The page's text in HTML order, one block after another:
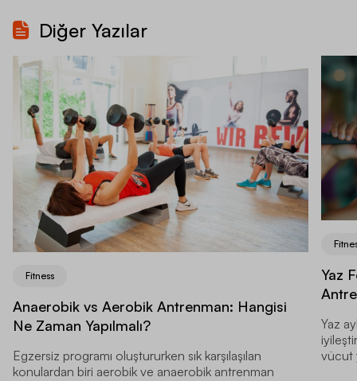
Diğer Yazılar
Fitness
Anaerobik vs Aerobik Antrenman: Hangisi
Ne Zaman Yapılmalı?
Egzersiz programı oluştururken sık karşılaşılan
konulardan biri aerobik ve anaerobik antrenman
Yaz
Yaz
vücut